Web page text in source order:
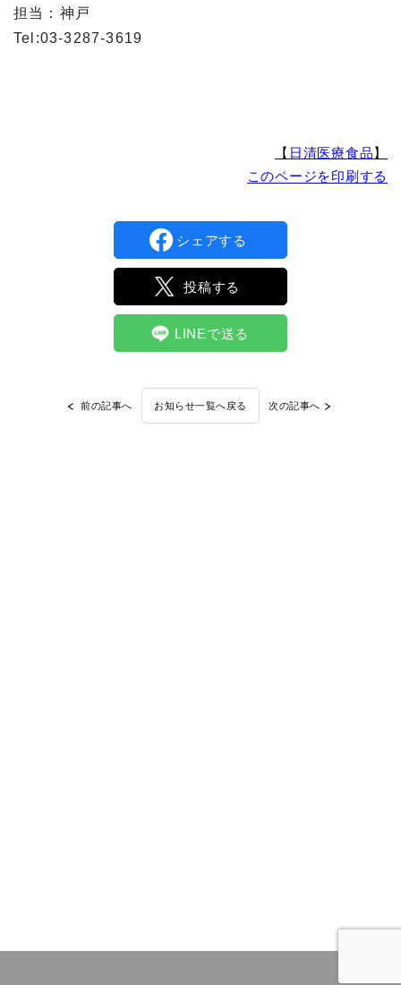
担当：神戸
Tel:03-3287-3619
【 日清医療食品】
このページを印刷する
シェアする
投稿する
LINEで送る
前の記事へ お知らせ一覧へ戻る 次の記事へ